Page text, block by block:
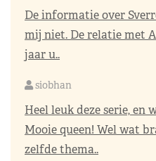
De informatie over
mij niet. De relatie met
jaar u..
siobhan
Heel leuk deze serie, en
Mooie queen! Wel wat
zelfde thema..